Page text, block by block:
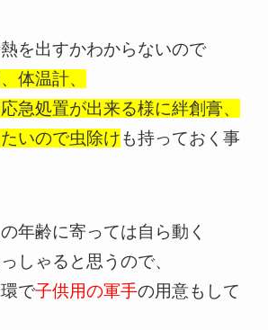
を出すかわからないので
体温計、
急処置が出来る様に絆創膏、
いので虫除けも持っておく事
年齢に寄っては自ら動く
しゃると思うので、
で子供用の軍手の用意もして